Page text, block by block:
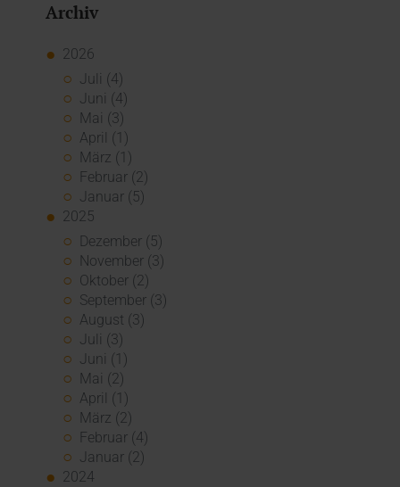
Archiv
2026
Juli (4)
Juni (4)
Mai (3)
April (1)
März (1)
Februar (2)
Januar (5)
2025
Dezember (5)
November (3)
Oktober (2)
September (3)
August (3)
Juli (3)
Juni (1)
Mai (2)
April (1)
März (2)
Februar (4)
Januar (2)
2024